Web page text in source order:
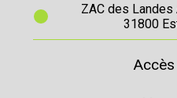
ZAC des Landes
31800